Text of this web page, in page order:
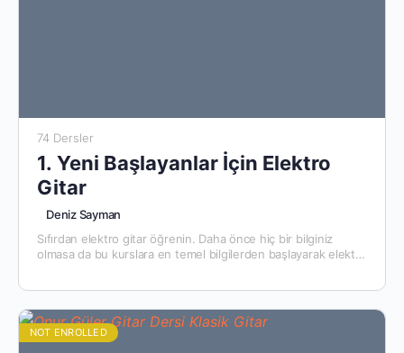
74 Dersler
1. Yeni Başlayanlar İçin Elektro
Gitar
Deniz Sayman
Sıfırdan elektro gitar öğrenin. Daha önce hiç bir bilginiz
olmasa da bu kurslara en temel bilgilerden başlayarak elektro
NOT ENROLLED